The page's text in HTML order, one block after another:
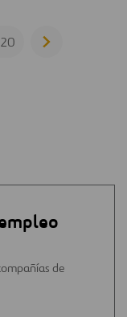
20
Go
de